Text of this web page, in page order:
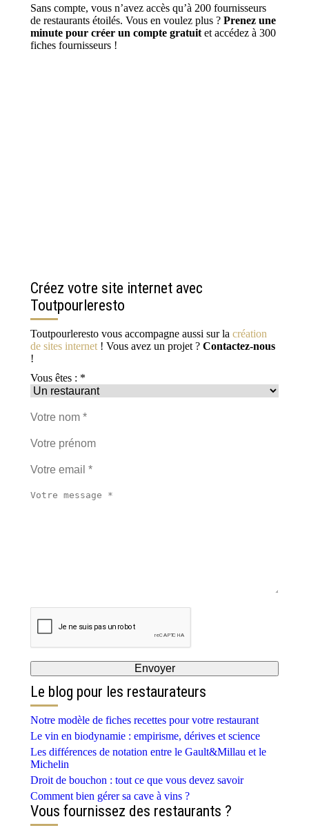
Sans compte, vous n’avez accès qu’à 200 fournisseurs
de restaurants étoilés. Vous en voulez plus ? Prenez une
minute pour créer un compte gratuit et accédez à 300
fiches fournisseurs !
Créez votre site internet avec
Toutpourleresto
Toutpourleresto vous accompagne aussi sur la création
de sites internet ! Vous avez un projet ? Contactez-nous
!
Vous êtes : *
Le blog pour les restaurateurs
Notre modèle de fiches recettes pour votre restaurant
Le vin en biodynamie : empirisme, dérives et science
Les différences de notation entre le Gault&Millau et le
Michelin
Droit de bouchon : tout ce que vous devez savoir
Comment bien gérer sa cave à vins ?
Vous fournissez des restaurants ?